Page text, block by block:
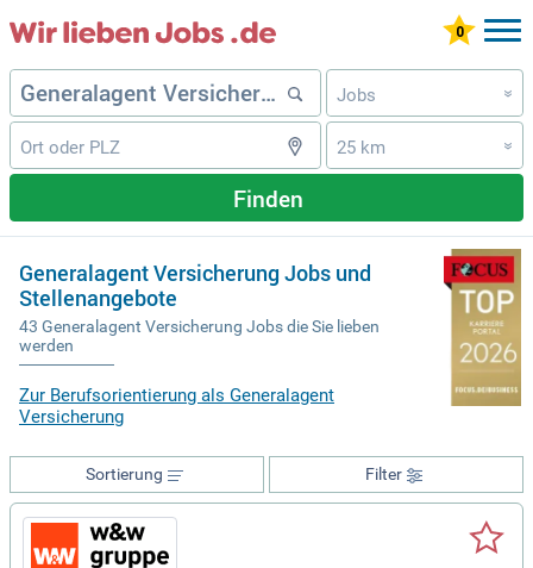
Jobs »
25 km »
Finden
Generalagent Versicherung Jobs und
Stellenangebote
43 Generalagent Versicherung Jobs die Sie lieben
werden
Zur Berufsorientierung als Generalagent
Versicherung
Filter
Sortierung